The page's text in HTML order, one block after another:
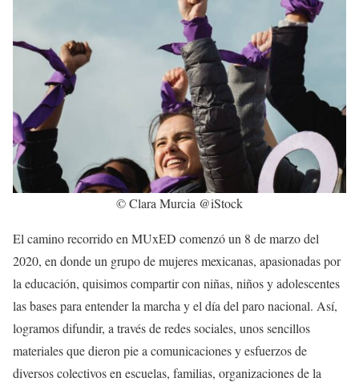
© Clara Murcia @iStock
El camino recorrido en MUxED comenzó un 8 de marzo del
2020, en donde un grupo de mujeres mexicanas, apasionadas por
la educación, quisimos compartir con niñas, niños y adolescentes
las bases para entender la marcha y el día del paro nacional. Así,
logramos difundir, a través de redes sociales, unos sencillos
materiales que dieron pie a comunicaciones y esfuerzos de
diversos colectivos en escuelas, familias, organizaciones de la